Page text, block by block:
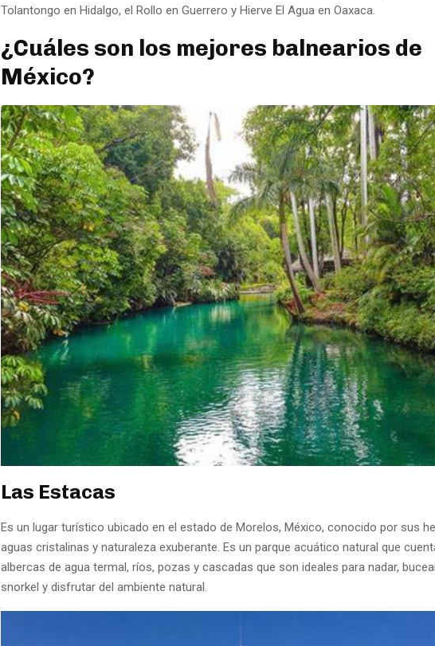
Tolantongo en Hidalgo, el Rollo en Guerrero y Hierve El Agua en Oaxaca.
¿Cuáles son los mejores balnearios de
México?
Las Estacas
Es un lugar turístico ubicado en el estado de Morelos, México, conocido por sus
aguas cristalinas y naturaleza exuberante. Es un parque acuático natural que
albercas de agua termal, ríos, pozas y cascadas que son ideales para nadar,
snorkel y disfrutar del ambiente natural.